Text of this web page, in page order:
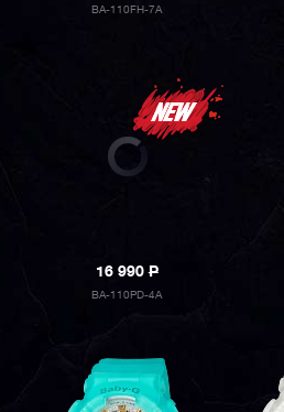
BA-110FH-7A
16 990P
BA-110PD-4A